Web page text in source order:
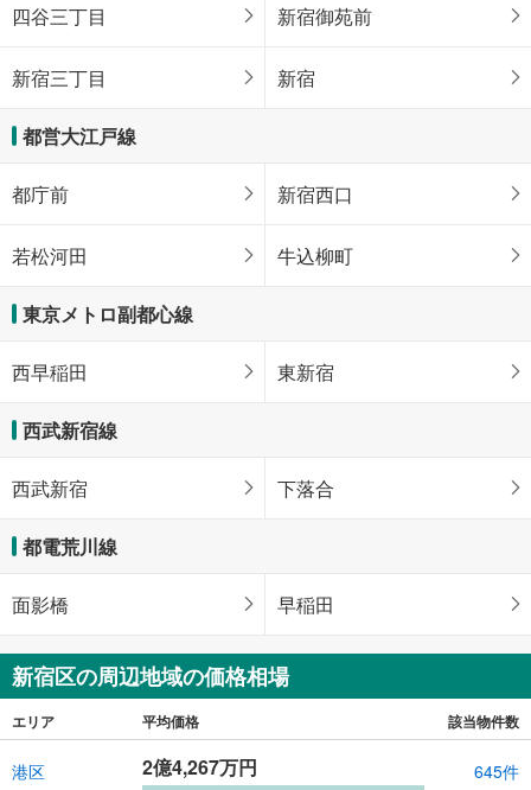
四谷三丁目 新宿御苑前
新宿三丁目 新宿
都営大江戸線
都庁前 新宿西口
若松河田 牛込柳町
東京メトロ副都心線
西早稲田 東新宿
西武新宿線
西武新宿 下落合
都電荒川線
面影橋 早稲田
新宿区の周辺地域の価格相場
エリア 平均価格 該当物件数
港区 2億4,267万円 645件